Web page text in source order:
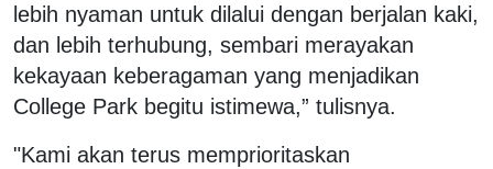
lebih nyaman untuk dilalui dengan berjalan kaki,
dan lebih terhubung, sembari merayakan
kekayaan keberagaman yang menjadikan
College Park begitu istimewa,” tulisnya.
"Kami akan terus memprioritaskan